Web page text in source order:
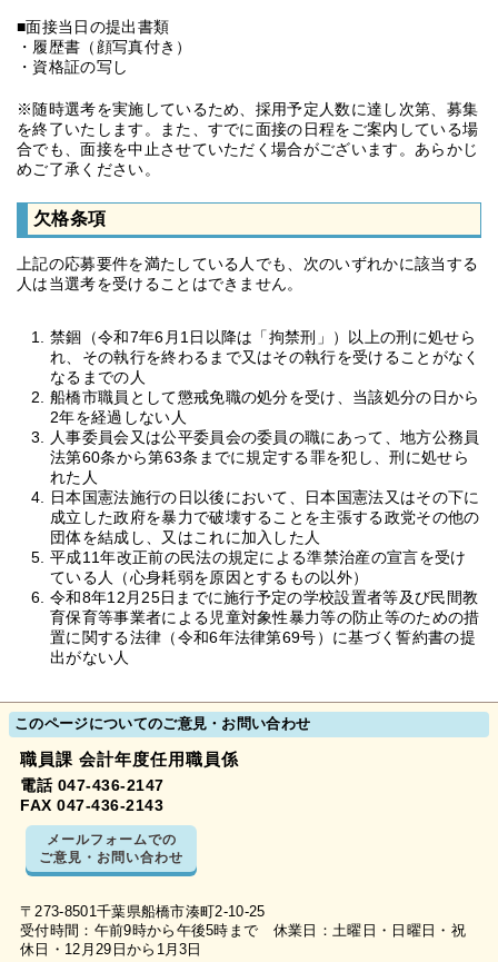
■面接当日の提出書類
・履歴書（顔写真付き）
・資格証の写し
※随時選考を実施しているため、採用予定人数に達し次第、募集
を終了いたします。また、すでに面接の日程をご案内している場
合でも、面接を中止させていただく場合がございます。あらかじ
めご了承ください。
欠格条項
上記の応募要件を満たしている人でも、次のいずれかに該当する
人は当選考を受けることはできません。
禁錮（令和7年6月1日以降は「拘禁刑」）以上の刑に処せら
れ、その執行を終わるまで又はその執行を受けることがなく
なるまでの人
船橋市職員として懲戒免職の処分を受け、当該処分の日から
2年を経過しない人
人事委員会又は公平委員会の委員の職にあって、地方公務員
法第60条から第63条までに規定する罪を犯し、刑に処せら
れた人
日本国憲法施行の日以後において、日本国憲法又はその下に
成立した政府を暴力で破壊することを主張する政党その他の
団体を結成し、又はこれに加入した人
平成11年改正前の民法の規定による準禁治産の宣言を受け
ている人（心身耗弱を原因とするもの以外）
令和8年12月25日までに施行予定の学校設置者等及び民間教
育保育等事業者による児童対象性暴力等の防止等のための措
置に関する法律（令和6年法律第69号）に基づく誓約書の提
出がない人
このページについてのご意見・お問い合わせ
職員課 会計年度任用職員係
電話 047-436-2147
FAX 047-436-2143
メールフォームでの
ご意見・お問い合わせ
〒273-8501千葉県船橋市湊町2-10-25
受付時間：午前9時から午後5時まで 休業日：土曜日・日曜日・祝
休日・12月29日から1月3日